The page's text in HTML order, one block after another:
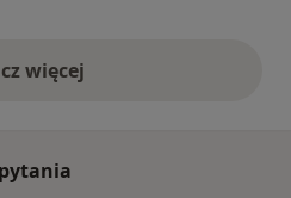
więcej
opinie powyżej